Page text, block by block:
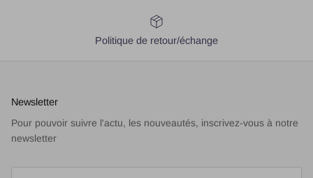
Politique de retour/échange
Newsletter
Pour pouvoir suivre l'actu, les nouveautés, inscrivez-vous à notre
newsletter